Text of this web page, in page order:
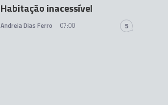
Habitação inacessível
Andreia Dias Ferro 07:00 5